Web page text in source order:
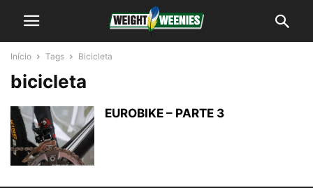
Início Tags Bicicleta
bicicleta
EUROBIKE – PARTE 3